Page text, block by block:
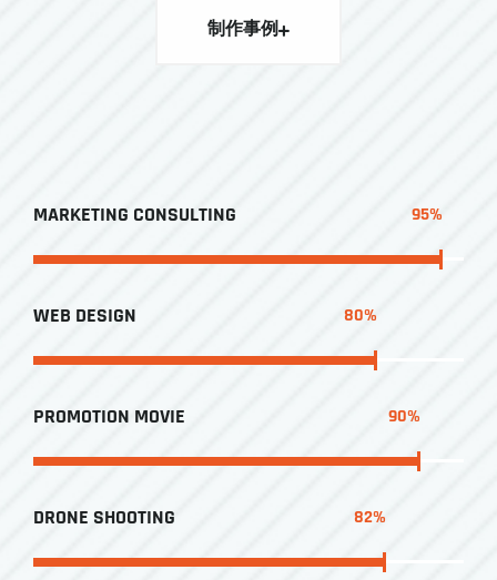
制作事例
MARKETING CONSULTING 95%
WEB DESIGN 80%
PROMOTION MOVIE 90%
DRONE SHOOTING 82%